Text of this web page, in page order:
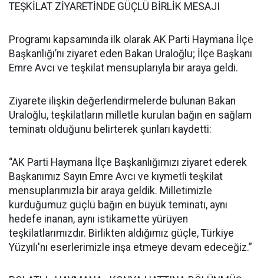
TEŞKİLAT ZİYARETİNDE GÜÇLÜ BİRLİK MESAJI
Programı kapsamında ilk olarak AK Parti Haymana İlçe
Başkanlığı’nı ziyaret eden Bakan Uraloğlu; İlçe Başkanı
Emre Avcı ve teşkilat mensuplarıyla bir araya geldi.
Ziyarete ilişkin değerlendirmelerde bulunan Bakan
Uraloğlu, teşkilatların milletle kurulan bağın en sağlam
teminatı olduğunu belirterek şunları kaydetti:
“AK Parti Haymana İlçe Başkanlığımızı ziyaret ederek
Başkanımız Sayın Emre Avcı ve kıymetli teşkilat
mensuplarımızla bir araya geldik. Milletimizle
kurduğumuz güçlü bağın en büyük teminatı, aynı
hedefe inanan, aynı istikamette yürüyen
teşkilatlarımızdır. Birlikten aldığımız güçle, Türkiye
Yüzyılı'nı eserlerimizle inşa etmeye devam edeceğiz.”